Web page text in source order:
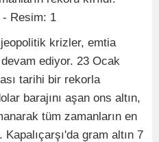
krizler, emtia
ediyor. 23 Ocak
tarihi bir rekorla
barajını aşan ons altın,
tüm zamanların en
gram altın 7